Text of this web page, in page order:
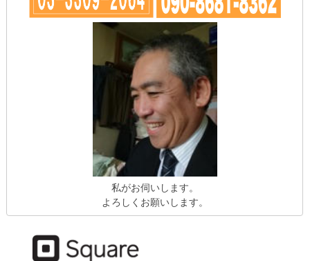
私がお伺いします。
よろしくお願いします。